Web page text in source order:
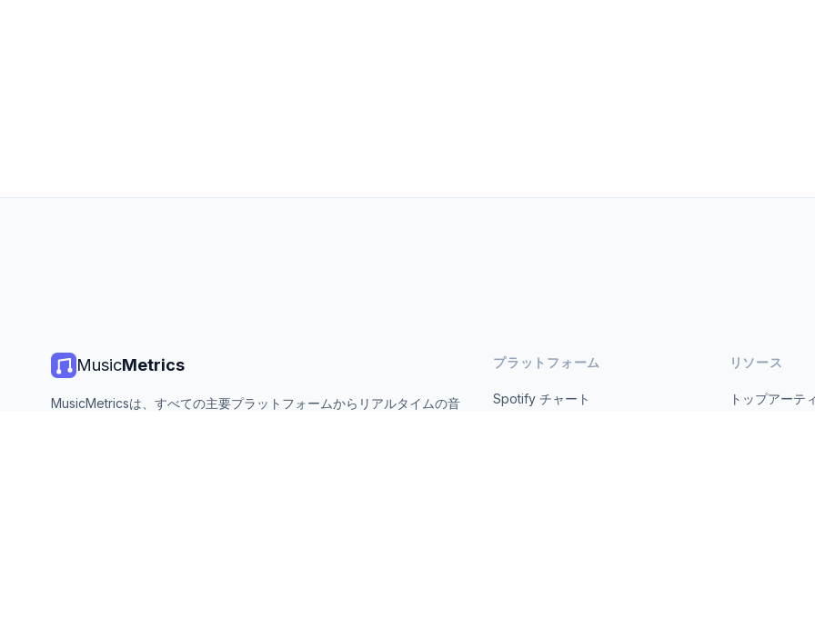
MusicMetrics
MusicMetricsは、すべての主要プラットフォームからリアルタイムの音
プラットフォーム
Spotify チャート
リソース
トップアーテ